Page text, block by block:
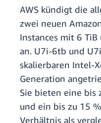
AWS kündigt die
zwei neuen
Instances mit 6
an. U7i-6tb und
skalierbaren Intel-
Generation
Sie bieten eine bis
und ein bis zu 15
Verhältnis als